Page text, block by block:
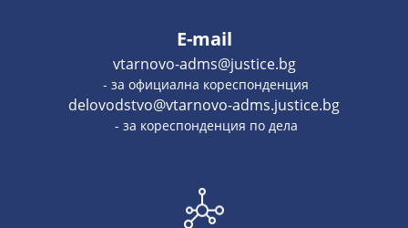
E-mail
vtarnovo-adms@justice.bg
- за официална кореспонденция
delovodstvo@vtarnovo-adms.justice.bg
- за кореспонденция по дела